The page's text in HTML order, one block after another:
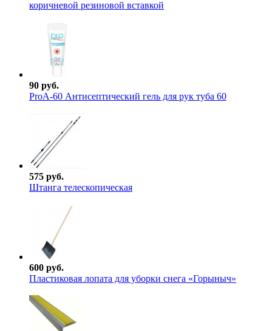
коричневой резиновой вставкой
90 руб.
ProА-60 Антисептический гель для рук туба 60
575 руб.
Штанга телескопическая
600 руб.
Пластиковая лопата для уборки снега «Горыныч»